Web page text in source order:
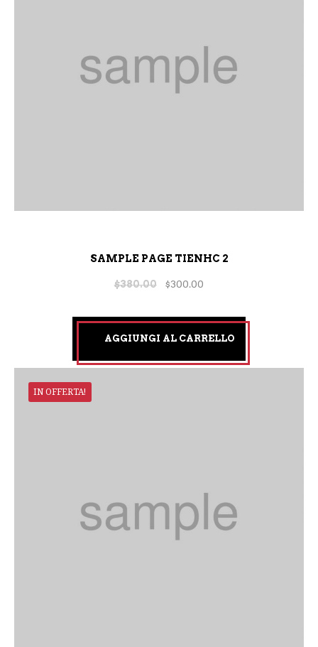
SAMPLE PAGE TIENHC 2
$380.00 $300.00
AGGIUNGI AL CARRELLO
IN OFFERTA!